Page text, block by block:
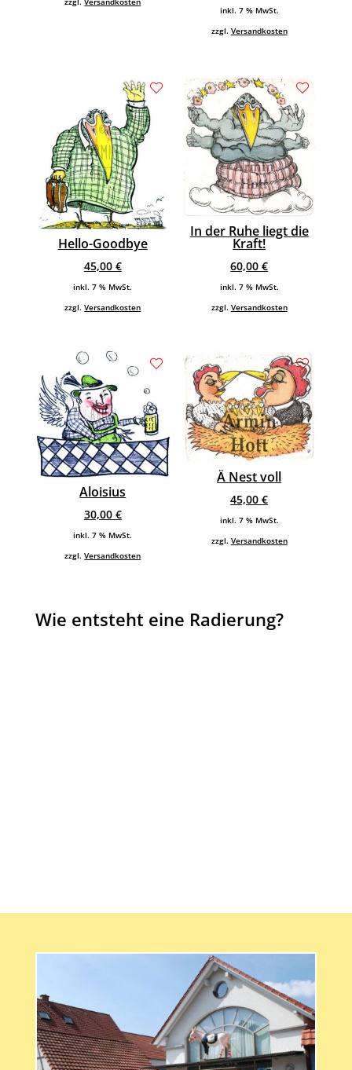
inkl. 7 % MwSt.
zzgl. Versandkosten
Hello-Goodbye
45,00 €
inkl. 7 % MwSt.
zzgl.Versandkosten
In der Ruhe liegt die
Kraft!
60,00€
inkl. 7 % MwSt.
zzgl. Versandkosten
Aloisius
30,00 €
inkl. 7 % MwSt.
zzgl.Versandkosten
Ä Nest voll
45,00€
inkl. 7 % MwSt.
zzgl. Versandkosten
Wie entsteht eine Radierung?